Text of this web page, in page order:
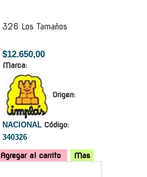
326 Los Tamaños
$12.650,00
Marca:
Origen:
NACIONAL Código:
340326
Agregar al carrito
Mas